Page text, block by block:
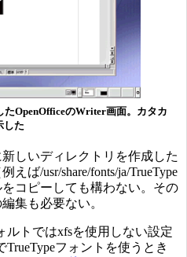
OpenOfficeのWriter画面。カタカ
した
しいディレクトリを作成した
えば/usr/share/fonts/ja/TrueType
コピーしても構わない。その
集も必要ない。
トではxfsを使用しない設定
フォントを使うとき